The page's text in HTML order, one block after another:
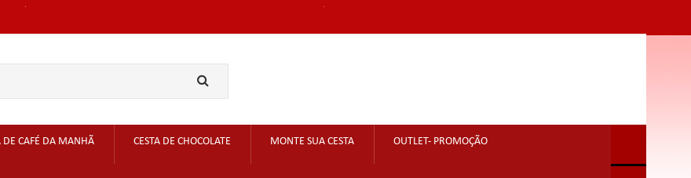
DE CAFÉ DA MANHÃ CESTA DE CHOCOLATE MONTE SUA CESTA OUTLET- PROMOÇÃO